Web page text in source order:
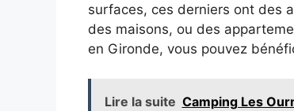
surfaces, ces derniers ont des
des maisons, ou des
en Gironde, vous pouvez
Lire la suite Camping Les